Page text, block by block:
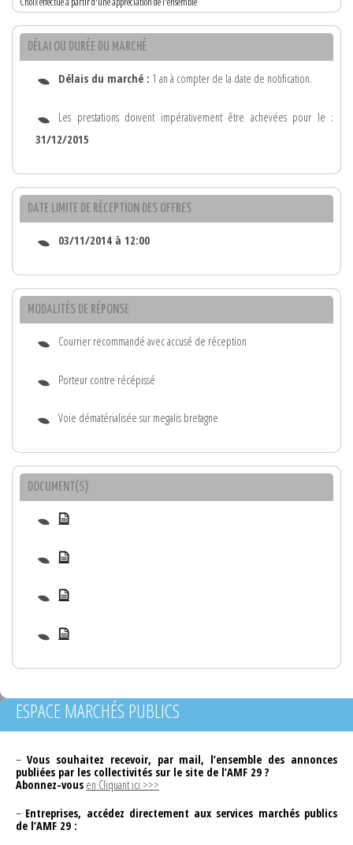
DÉLAI OU DURÉE DU MARCHÉ
Délais du marché : 1 an à compter de la date de notification.
Les prestations doivent impérativement être achevées pour le :
31/12/2015
DATE LIMITE DE RÉCEPTION DES OFFRES
03/11/2014 à 12:00
MODALITÉS DE RÉPONSE
Courrier recommandé avec accusé de réception
Porteur contre récépissé
Voie dématérialisée sur megalis bretagne
DOCUMENT(S)
ESPACE MARCHÉS PUBLICS
– Vous souhaitez recevoir, par mail, l’ensemble des annonces
publiées par les collectivités sur le site de l’AMF 29 ?
Abonnez-vous en Cliquant ici >>>
– Entreprises, accédez directement aux services marchés publics
de l’AMF 29 :